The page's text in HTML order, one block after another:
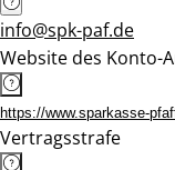
info@spk-paf.de
Website des Konto-
https://www.sparkasse-
Vertragsstrafe